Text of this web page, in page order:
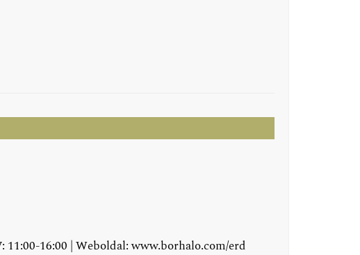
11:00-16:00 | Weboldal:www.borhalo.com/erd